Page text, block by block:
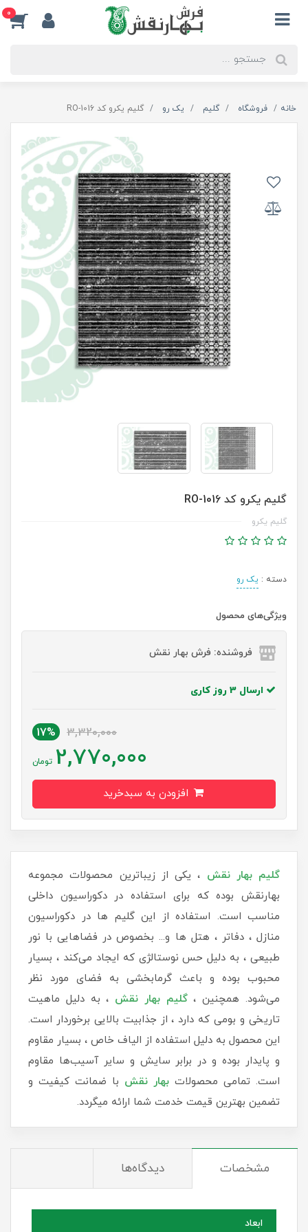
0
خانه فروشگاه گلیم یک رو گلیم یکرو کد RO-1016
گلیم یکرو کد RO-1016
گلیم یکرو
دسته : یک رو
ویژگی‌های محصول
فروشنده: فرش بهار نقش
ارسال 3 روز کاری
3,320,000
17%
2,770,000 تومان
گلیم بهار نقش ، یکی از زیباترین محصولات مجموعه
بهارنقش بوده که برای استفاده در دکوراسیون داخلی
مناسب است. استفاده از این گلیم ها در دکوراسیون
منازل ، دفاتر ، هتل ها و... بخصوص در فضاهایی با نور
طبیعی ، به دلیل حس نوستالژی که ایجاد می‌کند ، بسیار
محبوب بوده و باعث گرمابخشی به فضای مورد نظر
می‌شود. همچنین ،گلیم بهار نقش ، به‌ دلیل ماهیت
تاریخی و بومی که دارد ، از جذابیت بالایی برخوردار است.
این محصول به دلیل استفاده از الیاف خاص ، بسیار مقاوم
و پایدار بوده و در برابر سایش و سایر آسیب‌ها مقاوم
است. تمامی محصولات بهار نقش با ضمانت کیفیت و
تضمین بهترین قیمت خدمت شما ارائه میگردد.
مشخصات دیدگاه‌ها
ابعاد